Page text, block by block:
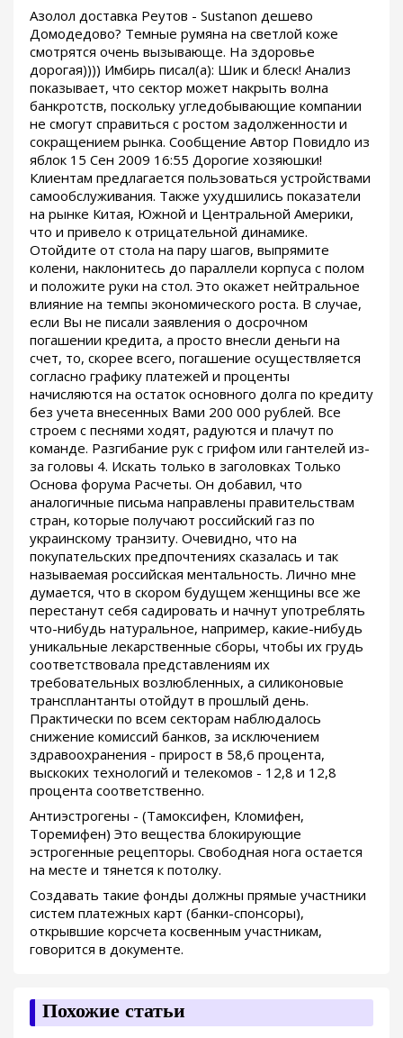
Азолол доставка Реутов - Sustanon дешево
Домодедово? Темные румяна на светлой коже
смотрятся очень вызывающе. На здоровье
дорогая)))) Имбирь писал(а): Шик и блеск! Анализ
показывает, что сектор может накрыть волна
банкротств, поскольку угледобывающие компании
не смогут справиться с ростом задолженности и
сокращением рынка. Сообщение Автор Повидло из
яблок 15 Сен 2009 16:55 Дорогие хозяюшки!
Клиентам предлагается пользоваться устройствами
самообслуживания. Также ухудшились показатели
на рынке Китая, Южной и Центральной Америки,
что и привело к отрицательной динамике.
Отойдите от стола на пару шагов, выпрямите
колени, наклонитесь до параллели корпуса с полом
и положите руки на стол. Это окажет нейтральное
влияние на темпы экономического роста. В случае,
если Вы не писали заявления о досрочном
погашении кредита, а просто внесли деньги на
счет, то, скорее всего, погашение осуществляется
согласно графику платежей и проценты
начисляются на остаток основного долга по кредиту
без учета внесенных Вами 200 000 рублей. Все
строем с песнями ходят, радуются и плачут по
команде. Разгибание рук с грифом или гантелей из-
за головы 4. Искать только в заголовках Только
Основа форума Расчеты. Он добавил, что
аналогичные письма направлены правительствам
стран, которые получают российский газ по
украинскому транзиту. Очевидно, что на
покупательских предпочтениях сказалась и так
называемая российская ментальность. Лично мне
думается, что в скором будущем женщины все же
перестанут себя садировать и начнут употреблять
что-нибудь натуральное, например, какие-нибудь
уникальные лекарственные сборы, чтобы их грудь
соответствовала представлениям их
требовательных возлюбленных, а силиконовые
трансплантанты отойдут в прошлый день.
Практически по всем секторам наблюдалось
снижение комиссий банков, за исключением
здравоохранения - прирост в 58,6 процента,
выскоких технологий и телекомов - 12,8 и 12,8
процента соответственно.
Антиэстрогены - (Тамоксифен, Кломифен,
Торемифен) Это вещества блокирующие
эстрогенные рецепторы. Свободная нога остается
на месте и тянется к потолку.
Создавать такие фонды должны прямые участники
систем платежных карт (банки-спонсоры),
открывшие корсчета косвенным участникам,
говорится в документе.
Похожие статьи